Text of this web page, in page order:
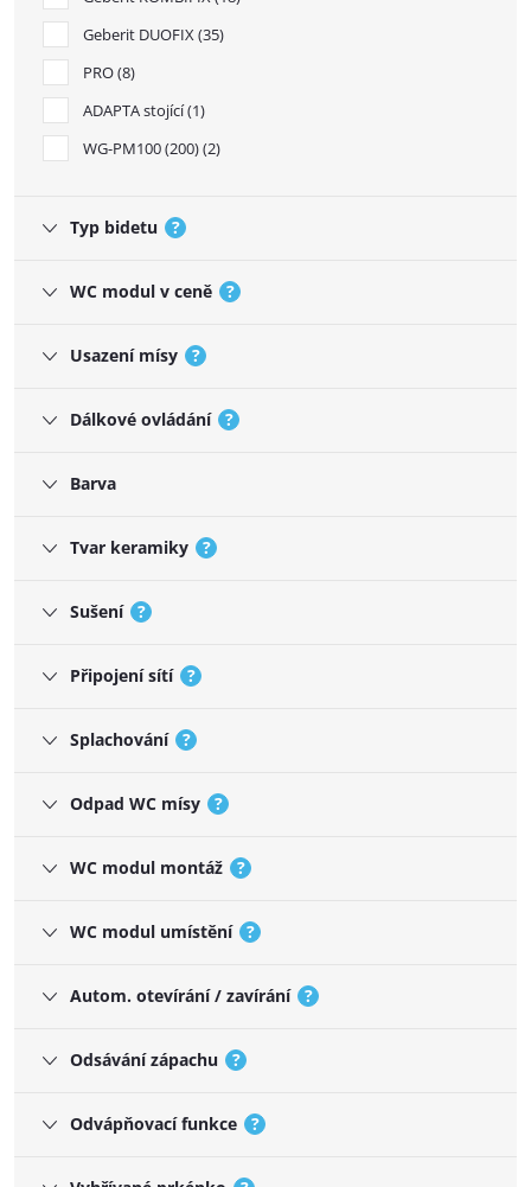
Geberit DUOFIX 35
PRO 8
ADAPTA stojící 1
WG-PM100 (200) 2
Typ bidetu ?
WC modul v ceně ?
Usazení mísy ?
Dálkové ovládání ?
Barva
Tvar keramiky ?
Sušení ?
Připojení sítí ?
Splachování ?
Odpad WC mísy ?
WC modul montáž ?
WC modul umístění ?
Autom. otevírání / zavírání ?
Odsávání zápachu ?
Odvápňovací funkce ?